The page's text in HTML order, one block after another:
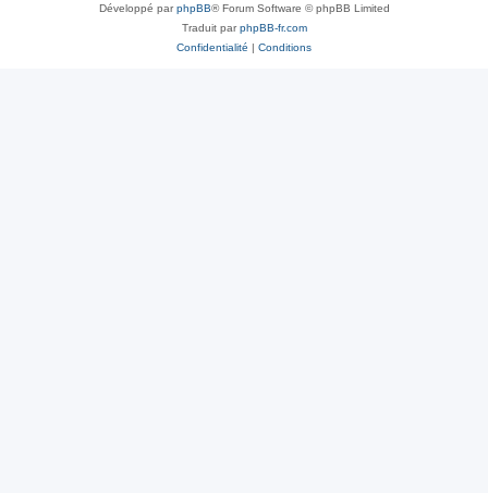
Développé parphpBB® Forum Software © phpBB Limited
Traduit parphpBB-fr.com
Confidentialité | Conditions